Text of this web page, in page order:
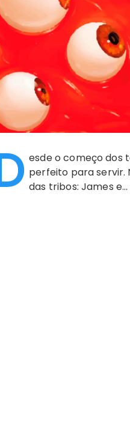
esde o começo dos
perfeito para servir.
das tribos: James e…